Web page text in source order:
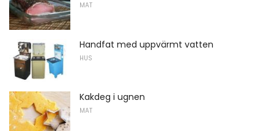
MAT
Handfat med uppvärmt vatten
HUS
Kakdeg i ugnen
MAT